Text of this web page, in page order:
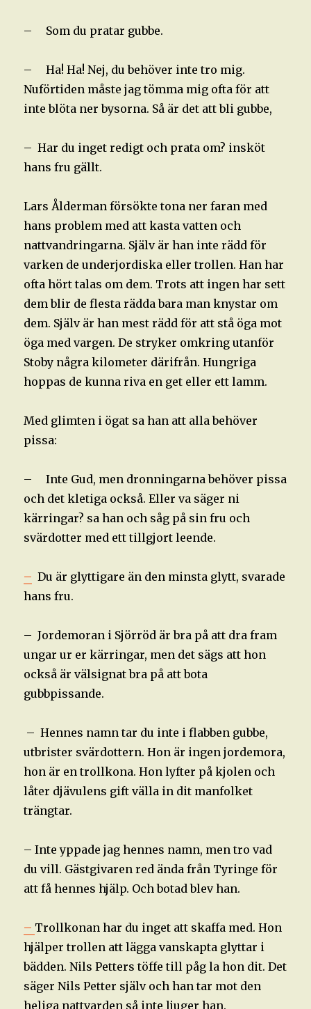
– Som du pratar gubbe.
– Ha! Ha! Nej, du behöver inte tro mig.
Nuförtiden måste jag tömma mig ofta för att
inte blöta ner bysorna. Så är det att bli gubbe,
– Har du inget redigt och prata om? insköt
hans fru gällt.
Lars Ålderman försökte tona ner faran med
hans problem med att kasta vatten och
nattvandringarna. Själv är han inte rädd för
varken de underjordiska eller trollen. Han har
ofta hört talas om dem. Trots att ingen har sett
dem blir de flesta rädda bara man knystar om
dem. Själv är han mest rädd för att stå öga mot
öga med vargen. De stryker omkring utanför
Stoby några kilometer därifrån. Hungriga
hoppas de kunna riva en get eller ett lamm.
Med glimten i ögat sa han att alla behöver
pissa:
– Inte Gud, men dronningarna behöver pissa
och det kletiga också. Eller va säger ni
kärringar? sa han och såg på sin fru och
svärdotter med ett tillgjort leende.
– Du är glyttigare än den minsta glytt, svarade
hans fru.
– Jordemoran i Sjörröd är bra på att dra fram
ungar ur er kärringar, men det sägs att hon
också är välsignat bra på att bota
gubbpissande.
– Hennes namn tar du inte i flabben gubbe,
utbrister svärdottern. Hon är ingen jordemora,
hon är en trollkona. Hon lyfter på kjolen och
låter djävulens gift välla in dit manfolket
trängtar.
– Inte yppade jag hennes namn, men tro vad
du vill. Gästgivaren red ända från Tyringe för
att få hennes hjälp. Och botad blev han.
– Trollkonan har du inget att skaffa med. Hon
hjälper trollen att lägga vanskapta glyttar i
bädden. Nils Petters töffe till påg la hon dit. Det
säger Nils Petter själv och han tar mot den
heliga nattvarden så inte ljuger han.